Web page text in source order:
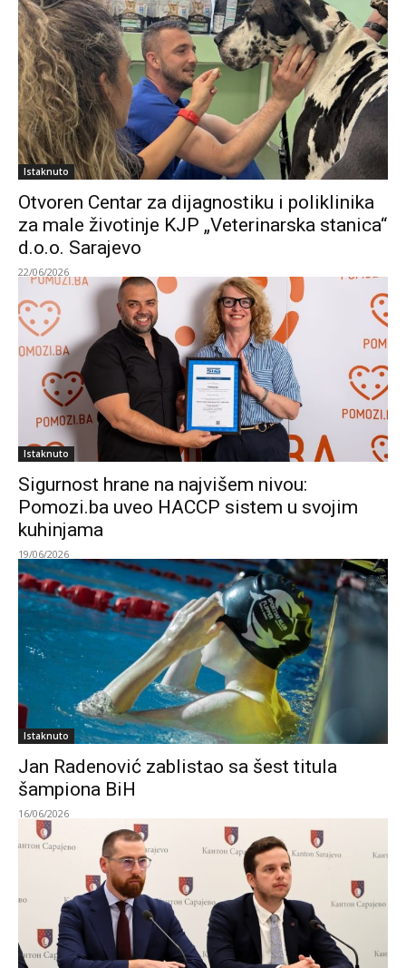
Istaknuto
Otvoren Centar za dijagnostiku i poliklinika
za male životinje KJP „Veterinarska stanica“
d.o.o. Sarajevo
22/06/2026
Istaknuto
Sigurnost hrane na najvišem nivou:
Pomozi.ba uveo HACCP sistem u svojim
kuhinjama
19/06/2026
Istaknuto
Jan Radenović zablistao sa šest titula
šampiona BiH
16/06/2026